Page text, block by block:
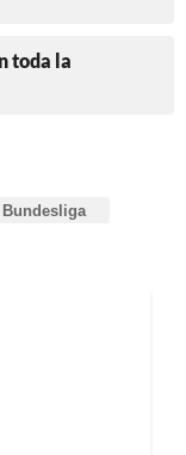
toda la
Bundesliga